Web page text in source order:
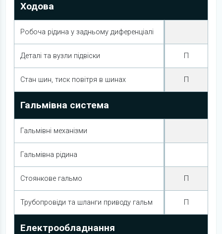
Ходова
Робоча рідина у задньому диференціалі
Деталі та вузли підвіски П
Стан шин, тиск повітря в шинах П
Гальмівна система
Гальмівні механізми
Гальмівна рідина
Стоянкове гальмо П
Трубопровіди та шланги приводу гальм П
Електрообладнання